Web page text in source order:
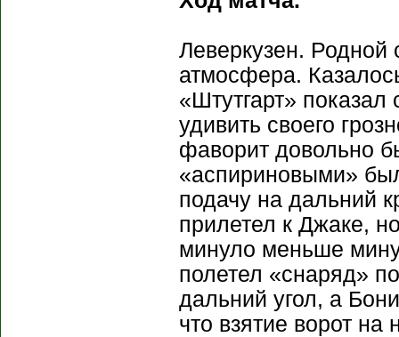
Леверкузен. Родной
атмосфера.
«Штутгарт»
удивить своего
фаворит довольно
«аспириновыми»
подачу на дальний
прилетел к Джаке,
минуло меньше
полетел «снаряд»
дальний угол, а
что взятие ворот на